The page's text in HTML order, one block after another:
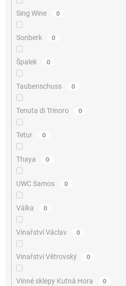
Sing Wine 0
Sonberk 0
Špalek 0
Taubenschuss 0
Tenuta di Trinoro 0
Tetur 0
Thaya 0
UWC Samos 0
Válka 0
Vinařství Václav 0
Vinařství Větrovský 0
Vinné sklepy Kutná Hora 0